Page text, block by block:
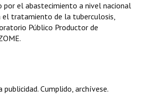
por el abastecimiento a nivel nacional
el tratamiento de la tuberculosis,
Público Productor de
publicidad. Cumplido, archívese.